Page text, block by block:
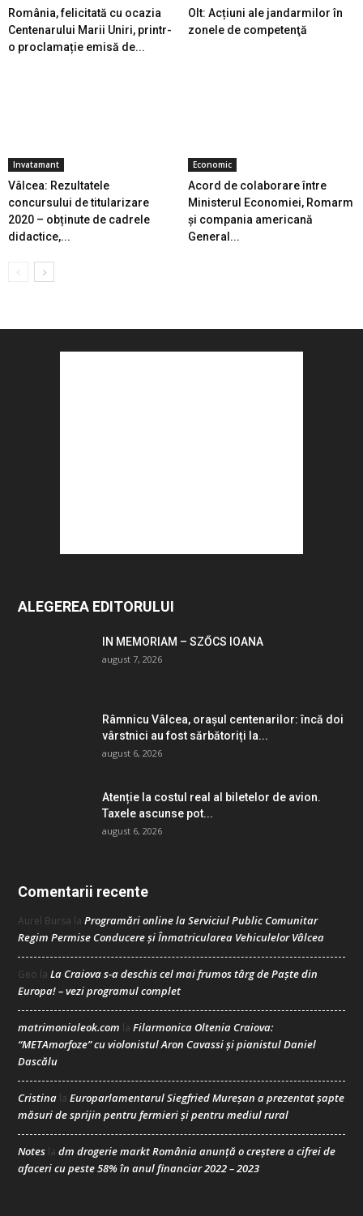
România, felicitată cu ocazia
Centenarului Marii Uniri, printr-
o proclamație emisă de...
Olt: Acțiuni ale jandarmilor în
zonele de competenţă
Invatamant
Vâlcea: Rezultatele
concursului de titularizare
2020 – obținute de cadrele
didactice,...
Economic
Acord de colaborare între
Ministerul Economiei, Romarm
și compania americană
General...
ALEGEREA EDITORULUI
IN MEMORIAM – SZŐCS IOANA
august 7, 2026
Râmnicu Vâlcea, orașul centenarilor: încă doi
vârstnici au fost sărbătoriți la...
august 6, 2026
Atenție la costul real al biletelor de avion.
Taxele ascunse pot...
august 6, 2026
Comentarii recente
Aurel Bursa la Programări online la Serviciul Public Comunitar
Regim Permise Conducere şi Înmatricularea Vehiculelor Vâlcea
Geo la La Craiova s-a deschis cel mai frumos târg de Paște din
Europa! – vezi programul complet
matrimonialeok.com la Filarmonica Oltenia Craiova:
“METAmorfoze” cu violonistul Aron Cavassi și pianistul Daniel
Dascălu
Cristina la Europarlamentarul Siegfried Mureșan a prezentat șapte
măsuri de sprijin pentru fermieri și pentru mediul rural
Notes la dm drogerie markt România anunță o creștere a cifrei de
afaceri cu peste 58% în anul financiar 2022 – 2023